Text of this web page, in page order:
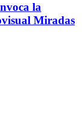
la
Miradas